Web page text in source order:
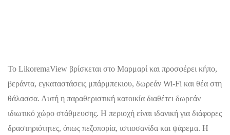
Το LikoremaView βρίσκεται στο Μαρμαρί και προσφέρει κήπο,
βεράντα, εγκαταστάσεις μπάρμπεκιου, δωρεάν Wi-Fi και θέα στη
θάλασσα. Αυτή η παραθεριστική κατοικία διαθέτει δωρεάν
ιδιωτικό χώρο στάθμευσης. Η περιοχή είναι ιδανική για διάφορες
δραστηριότητες, όπως πεζοπορία, ιστιοσανίδα και ψάρεμα. Η